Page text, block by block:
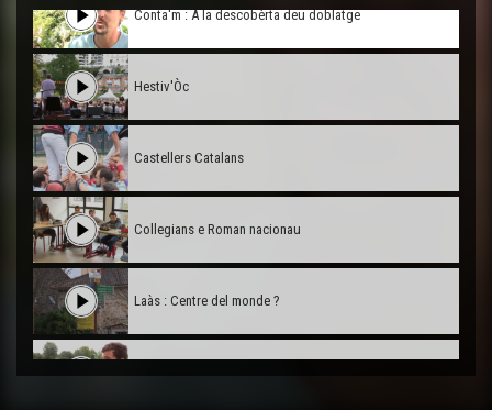
Conta'm : A la descobèrta deu doblatge
Hestiv'Òc
Castellers Catalans
Collegians e Roman nacionau
Laàs : Centre del monde ?